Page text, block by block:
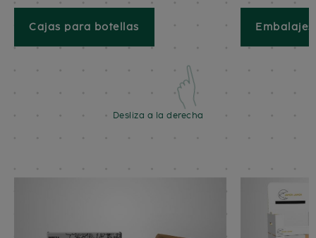
Cajas para botellas
Desliza a la derecha